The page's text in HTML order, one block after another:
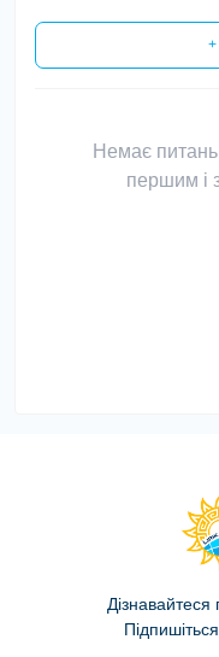
Немає
першим і